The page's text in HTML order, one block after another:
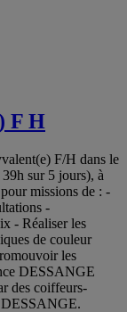
F H
F/H dans le
sur 5 jours), à
missions de : -
-
- Réaliser les
de couleur
les
DESSANGE
des coiffeurs-
DESSANGE.